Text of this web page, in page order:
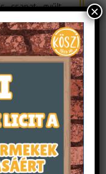
csapat gyűlt
első felében
meg. Ezeket
blokk,
és a további
idén is az
Nem volt
szervező
legyen üres.
nyugalom!
×